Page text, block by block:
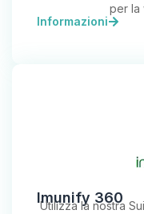
per la
Informazioni
Imunify 360
Utilizza la nostra